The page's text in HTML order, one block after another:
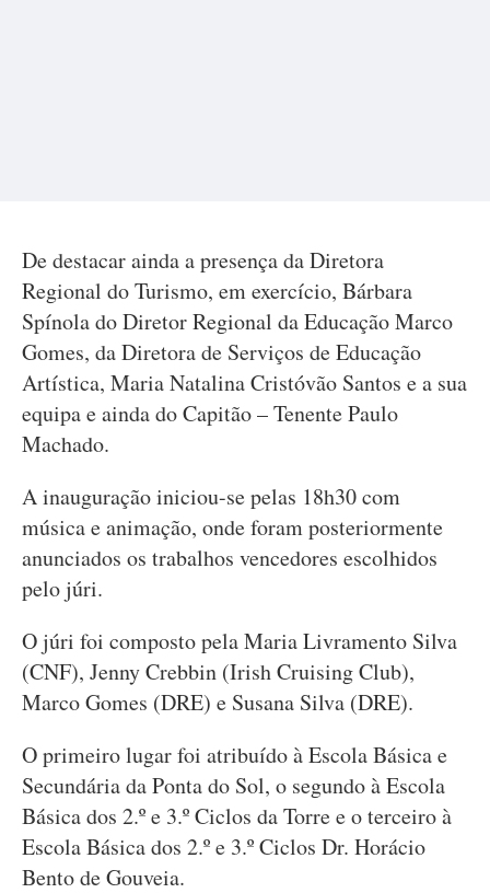
De destacar ainda a presença da Diretora
Regional do Turismo, em exercício, Bárbara
Spínola do Diretor Regional da Educação Marco
Gomes, da Diretora de Serviços de Educação
Artística, Maria Natalina Cristóvão Santos e a sua
equipa e ainda do Capitão – Tenente Paulo
Machado.
A inauguração iniciou-se pelas 18h30 com
música e animação, onde foram posteriormente
anunciados os trabalhos vencedores escolhidos
pelo júri.
O júri foi composto pela Maria Livramento Silva
(CNF), Jenny Crebbin (Irish Cruising Club),
Marco Gomes (DRE) e Susana Silva (DRE).
O primeiro lugar foi atribuído à Escola Básica e
Secundária da Ponta do Sol, o segundo à Escola
Básica dos 2.º e 3.º Ciclos da Torre e o terceiro à
Escola Básica dos 2.º e 3.º Ciclos Dr. Horácio
Bento de Gouveia.